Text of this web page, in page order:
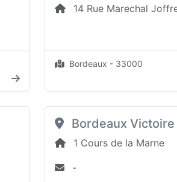
14 Rue Marechal
Bordeaux - 33000
Bordeaux Victoire
1 Cours de la Marne
-